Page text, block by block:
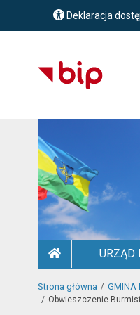
Deklaracja
URZĄD
Strona główna GMINA
Obwieszczenie